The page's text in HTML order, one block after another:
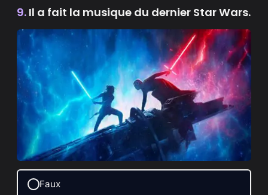
9. Il a fait la musique du dernier Star Wars.
Faux